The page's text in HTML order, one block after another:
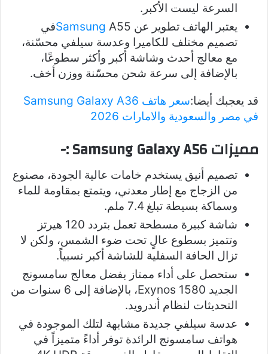
السرعة ليست الأكبر.
يعتبر الهاتف تطوير عن
SamsungA55في
تصميم مختلف للكاميرا وعدسة سيلفي محسّنة،
مع معالج أحدث وشاشة أكبر وأكثر سطوعًا،
بالإضافة إلى سرعة شحن محسّنة ووزن أخف.
قد يعجبك أيضا:
سعر هاتف Samsung Galaxy A36
في مصر والسعودية والامارات 2026
مميزات Samsung Galaxy A56 :-
تصميم أنيق يستخدم خامات عالية الجودة، مصنوع
من الزجاج مع إطار معدني، ويتمتع بمقاومة للماء
وسماكة بسيطة تبلغ 7.4 ملم.
شاشة كبيرة مسطحة تعمل بتردد 120 هيرتز
وتتميز بسطوع عالٍ تحت ضوء الشمس، ولكن لا
تزال الحافة السفلية للشاشة أكبر نسبياً.
ستحصل على أداء ممتاز بفضل معالج سامسونج
الجديد Exynos 1580، بالإضافة إلى 6 سنوات من
التحديثات لنظام أندرويد.
عدسة سيلفي جديدة مشابهة لتلك الموجودة في
هواتف سامسونج الرائدة توفر أداءً متميزاً في